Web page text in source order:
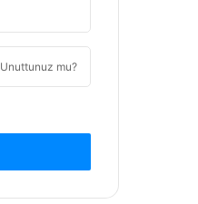
Unuttunuz mu?